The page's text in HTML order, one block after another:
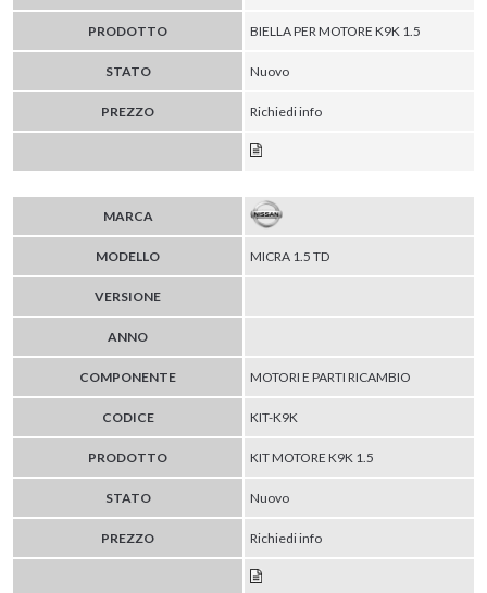
PRODOTTO BIELLA PER MOTORE K9K 1.5
STATO Nuovo
PREZZO Richiedi info
MARCA
MODELLO MICRA 1.5 TD
VERSIONE
ANNO
COMPONENTE MOTORI E PARTI RICAMBIO
CODICE KIT-K9K
PRODOTTO KIT MOTORE K9K 1.5
STATO Nuovo
PREZZO Richiedi info